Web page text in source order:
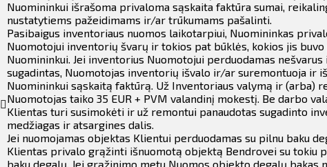
Nuomininkui išrašoma privaloma sąskaita faktūra sumai,
nustatytiems pažeidimams ir/ar trūkumams pašalinti.
Pasibaigus inventoriaus nuomos laikotarpiui, Nuomininkas
Nuomotojui inventorių švarų ir tokios pat būklės, kokios jis
Nuomininkui. Jei inventorius Nuomotojui perduodamas nešvarus
sugadintas, Nuomotojas inventorių išvalo ir/ar suremontuoja ir
Nuomininkui sąskaitą faktūrą. Už Inventoriaus valymą ir (arba)
Nuomotojas taiko 35 EUR + PVM valandinį mokestį. Be darbo
Klientas turi susimokėti ir už remontui panaudotas sugadinto
medžiagas ir atsargines dalis.
Jei nuomojamas objektas Klientui perduodamas su pilnu baku
Klientas privalo grąžinti išnuomotą objektą Bendrovei su tokiu
baku degalų. Jei grąžinimo metu Nuomos objekto degalų bakas